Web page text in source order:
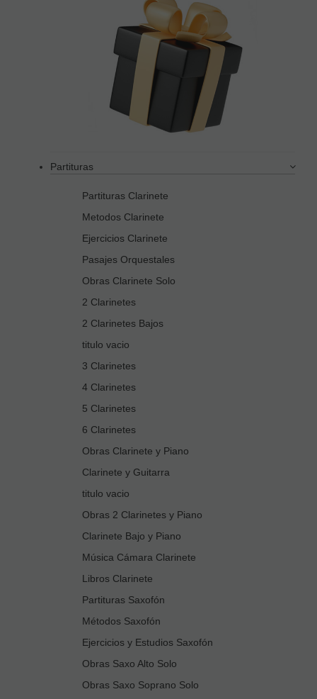
Partituras
Partituras Clarinete
Metodos Clarinete
Ejercicios Clarinete
Pasajes Orquestales
Obras Clarinete Solo
2 Clarinetes
2 Clarinetes Bajos
titulo vacio
3 Clarinetes
4 Clarinetes
5 Clarinetes
6 Clarinetes
Obras Clarinete y Piano
Clarinete y Guitarra
titulo vacio
Obras 2 Clarinetes y Piano
Clarinete Bajo y Piano
Música Cámara Clarinete
Libros Clarinete
Partituras Saxofón
Métodos Saxofón
Ejercicios y Estudios Saxofón
Obras Saxo Alto Solo
Obras Saxo Soprano Solo